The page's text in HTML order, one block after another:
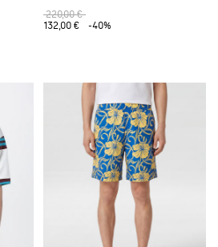
220,00 €
132,00 €
-40%